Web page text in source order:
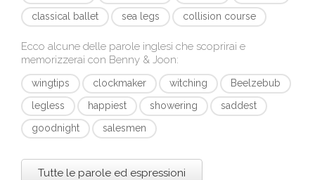
classical ballet
sea legs collision course
Ecco alcune delle parole inglesi che scoprirai e
memorizzerai con Benny & Joon:
wingtips clockmaker witching
Beelzebub
legless
happiest showering
saddest
goodnight
salesmen
Tutte le parole ed espressioni